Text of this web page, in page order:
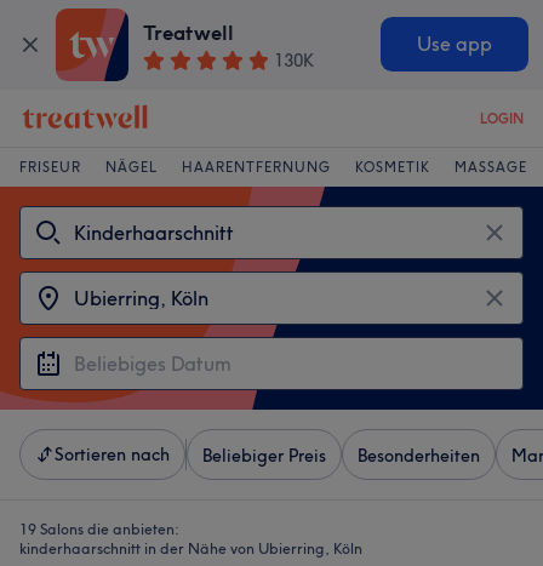
Treatwell
130K
Use app
LOGIN
FRISEUR NÄGEL HAARENTFERNUNG KOSMETIK MASSAGE
Sortieren nach Beliebiger Preis Besonderheiten
19 Salons die anbieten:
kinderhaarschnitt in der Nähe von Ubierring, Köln